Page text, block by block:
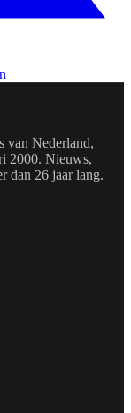
van Nederland,
2000. Nieuws,
dan 26 jaar lang.